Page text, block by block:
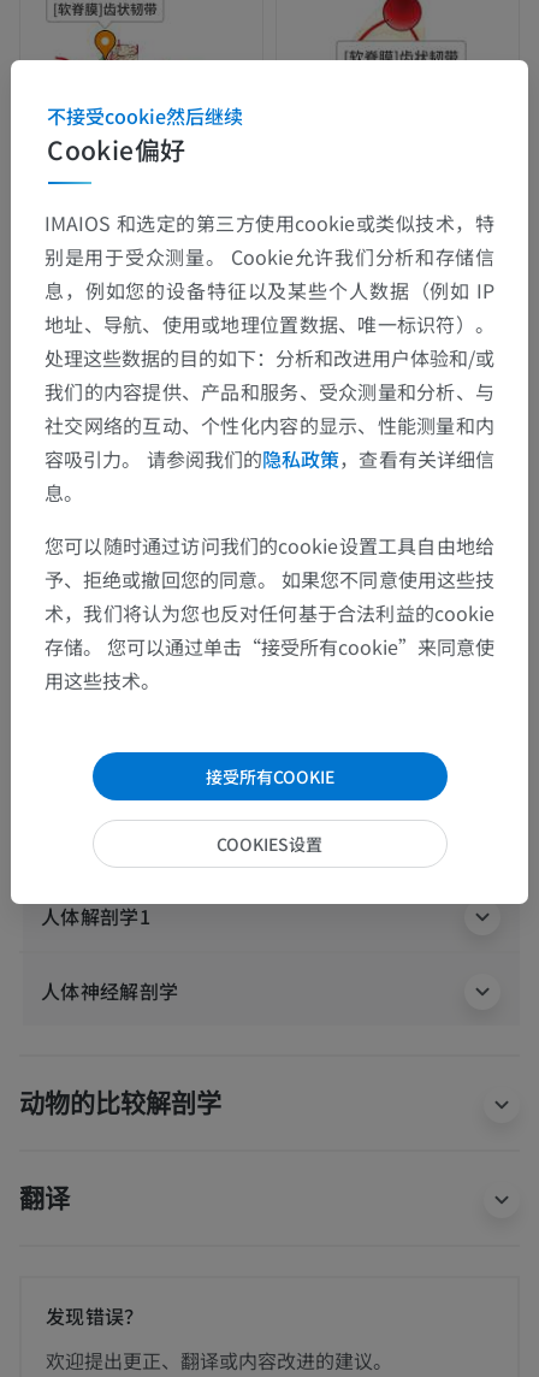
解剖层次
人体解剖学2
人体> 整合系统
[软脊膜]齿状韧带
底层结构：这个解剖部位没有子结构
人体解剖学1
人体神经解剖学
动物的比较解剖学
翻译
发现错误？
欢迎提出更正、翻译或内容改进的建议。
Cookie偏好
不接受cookie然后继续
IMAIOS 和选定的第三方使用cookie或类似技术，特
别是用于受众测量。 Cookie允许我们分析和存储信
息，例如您的设备特征以及某些个人数据（例如 IP
地址、导航、使用或地理位置数据、唯一标识符）。
处理这些数据的目的如下：分析和改进用户体验和/或
我们的内容提供、产品和服务、受众测量和分析、与
社交网络的互动、个性化内容的显示、性能测量和内
容吸引力。 请参阅我们的隐私政策，查看有关详细信
息。
您可以随时通过访问我们的cookie设置工具自由地给
予、拒绝或撤回您的同意。 如果您不同意使用这些技
术，我们将认为您也反对任何基于合法利益的cookie
存储。 您可以通过单击“接受所有cookie”来同意使
用这些技术。
接受所有COOKIE
COOKIES设置